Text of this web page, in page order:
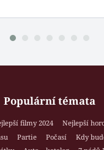
Populární témata
filmy 2024 Nejlepší
Partie Počasí
Kdy